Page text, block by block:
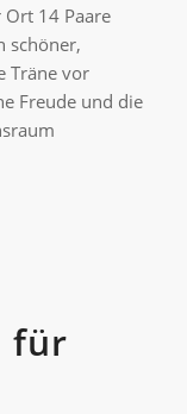
14 Paare
schöner,
Träne vor
Freude und die
für